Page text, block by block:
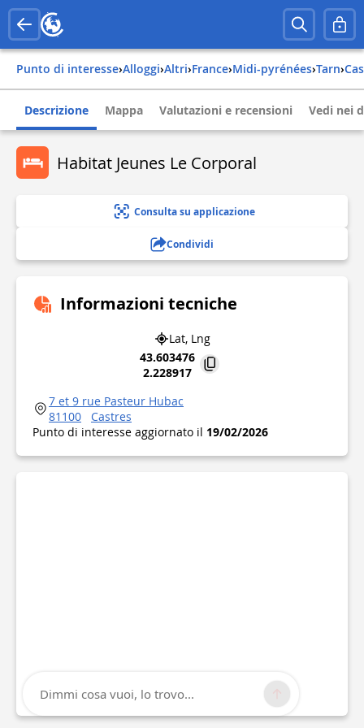
Punto di interesse› Alloggi› Altri› france› midi-pyrénées› tarn›
Descrizione Mappa Valutazioni e recensioni Vedi nei
Habitat Jeunes Le Corporal
Consulta su applicazione
Condividi
Informazioni tecniche
Lat, Lng
43.603476
2.228917
7 et 9 rue Pasteur Hubac
81100
Castres
Punto di interesse aggiornato il 19/02/2026
Dimmi cosa vuoi, lo trovo...